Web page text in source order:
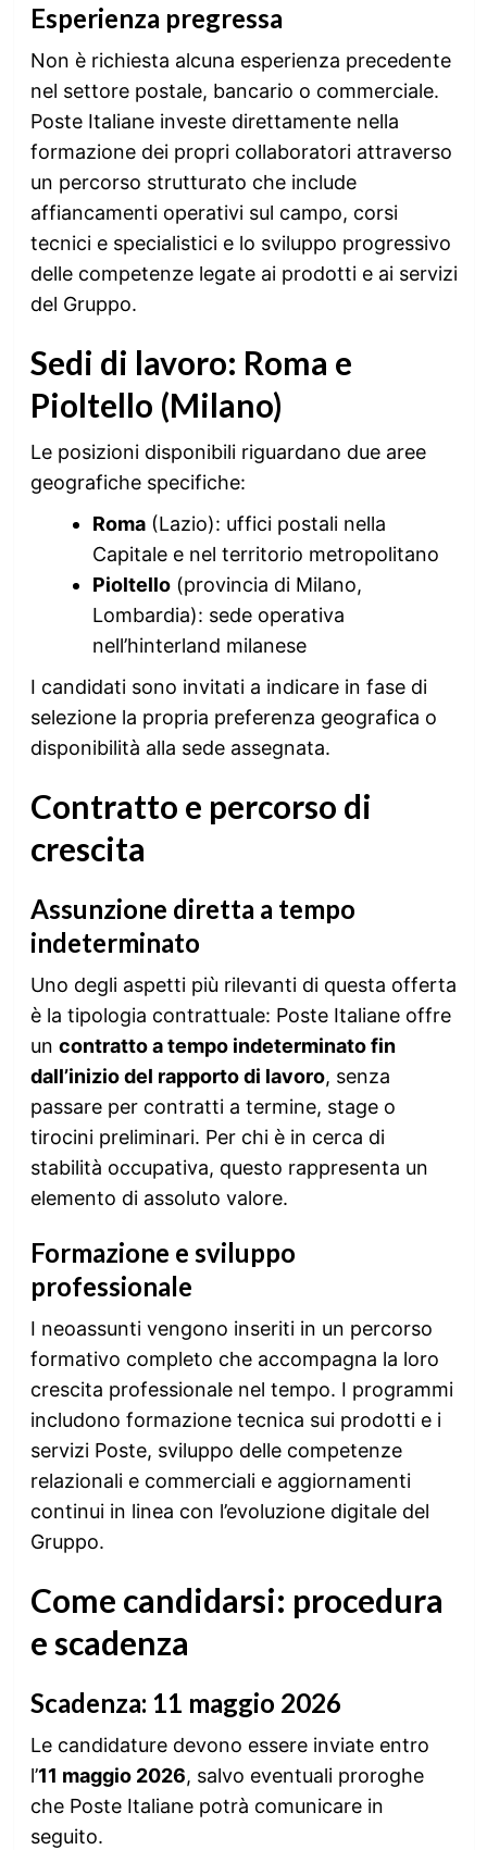
Esperienza pregressa
Non è richiesta alcuna esperienza precedente
nel settore postale, bancario o commerciale.
Poste Italiane investe direttamente nella
formazione dei propri collaboratori attraverso
un percorso strutturato che include
affiancamenti operativi sul campo, corsi
tecnici e specialistici e lo sviluppo progressivo
delle competenze legate ai prodotti e ai servizi
del Gruppo.
Sedi di lavoro: Roma e
Pioltello (Milano)
Le posizioni disponibili riguardano due aree
geografiche specifiche:
Roma(Lazio): uffici postali nella
Capitale e nel territorio metropolitano
Pioltello(provincia di Milano,
Lombardia): sede operativa
nell’hinterland milanese
I candidati sono invitati a indicare in fase di
selezione la propria preferenza geografica o
disponibilità alla sede assegnata.
Contratto e percorso di
crescita
Assunzione diretta a tempo
indeterminato
Uno degli aspetti più rilevanti di questa offerta
è la tipologia contrattuale: Poste Italiane offre
un contratto a tempo indeterminato fin
dall’inizio del rapporto di lavoro, senza
passare per contratti a termine, stage o
tirocini preliminari. Per chi è in cerca di
stabilità occupativa, questo rappresenta un
elemento di assoluto valore.
Formazione e sviluppo
professionale
I neoassunti vengono inseriti in un percorso
formativo completo che accompagna la loro
crescita professionale nel tempo. I programmi
includono formazione tecnica sui prodotti e i
servizi Poste, sviluppo delle competenze
relazionali e commerciali e aggiornamenti
continui in linea con l’evoluzione digitale del
Gruppo.
Come candidarsi: procedura
e scadenza
Scadenza: 11 maggio 2026
Le candidature devono essere inviate entro
l’11 maggio 2026, salvo eventuali proroghe
che Poste Italiane potrà comunicare in
seguito.